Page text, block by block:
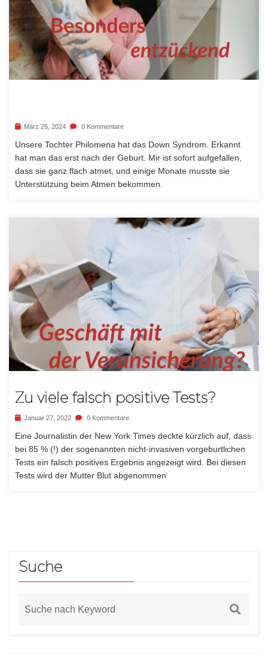
März 26, 2024 0 Kommentare
Unsere Tochter Philomena hat das Down Syndrom. Erkannt
hat man das erst nach der Geburt. Mir ist sofort aufgefallen,
dass sie ganz flach atmet, und einige Monate musste sie
Unterstützung beim Atmen bekommen.
Zu viele falsch positive Tests?
Januar 27, 2022 0 Kommentare
Eine Journalistin der New York Times deckte kürzlich auf, dass
bei 85 % (!) der sogenannten nicht-invasiven vorgeburtlichen
Tests ein falsch positives Ergebnis angezeigt wird. Bei diesen
Tests wird der Mutter Blut abgenommen
Suche